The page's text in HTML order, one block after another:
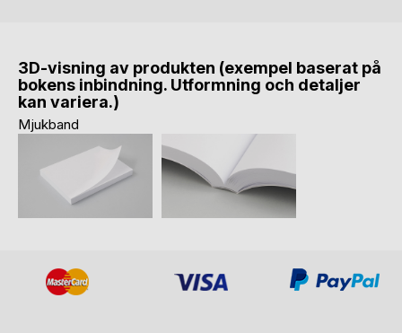
3D-visning av produkten (exempel baserat på
bokens inbindning. Utformning och detaljer
kan variera.)
Mjukband